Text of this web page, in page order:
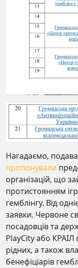
Нагадаємо,
пропонували
організацій, що
протистоянням
гемблінгу. Від
заявки. Червоне
посадовців та
PlayCity або КРАІЛ
рідних, а також
бенефіціарів